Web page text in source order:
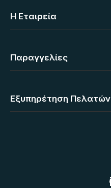
Η Eταιρεία
Παραγγελίες
Εξυπηρέτηση Πελατών